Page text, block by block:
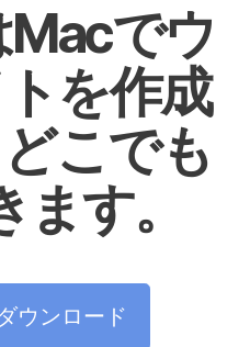
でウ
を作成
こでも
す。
ウンロード